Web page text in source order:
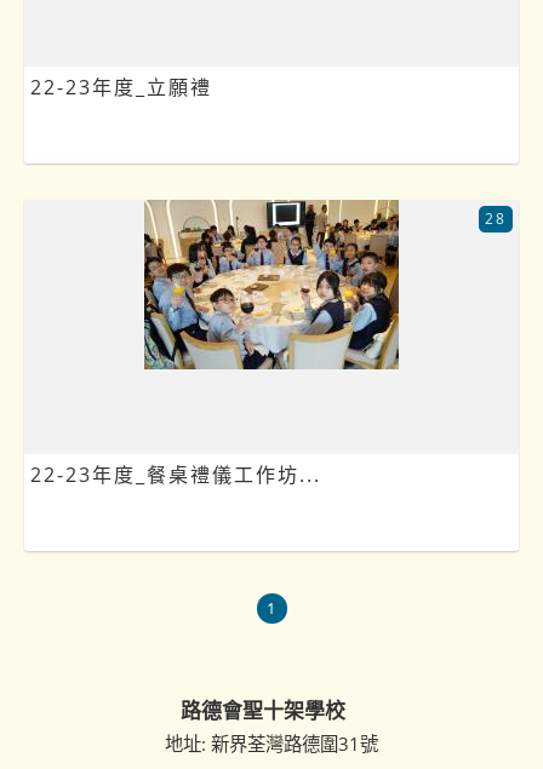
22-23年度_立願禮
22-23年度_餐桌禮儀工作坊...
28
1
路德會聖十架學校
地址: 新界荃灣路德圍31號